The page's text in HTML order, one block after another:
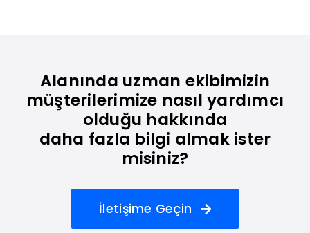
Alanında uzman ekibimizin
müşterilerimize nasıl yardımcı
olduğu hakkında
daha fazla bilgi almak ister
misiniz?
İletişime Geçin